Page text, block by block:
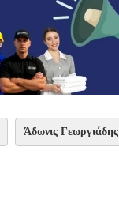
Άδωνις Γεωργιάδης